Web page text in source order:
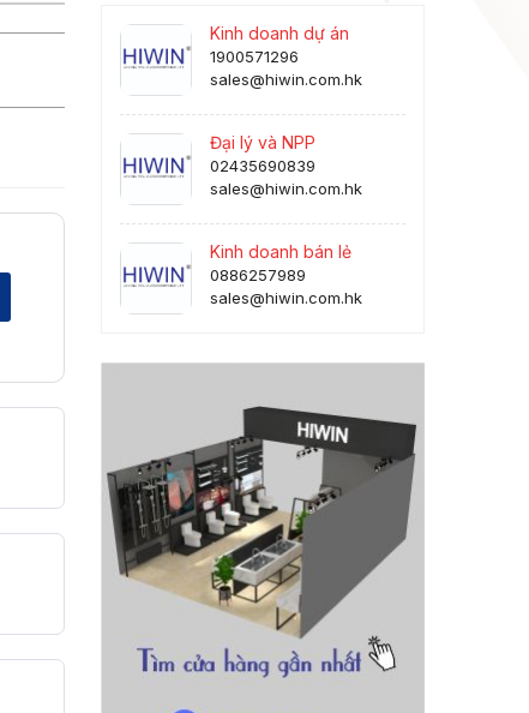
Kinh doanh dự án
1900571296
sales@hiwin.com.hk
Đại lý và NPP
02435690839
sales@hiwin.com.hk
Kinh doanh bán lẻ
0886257989
sales@hiwin.com.hk